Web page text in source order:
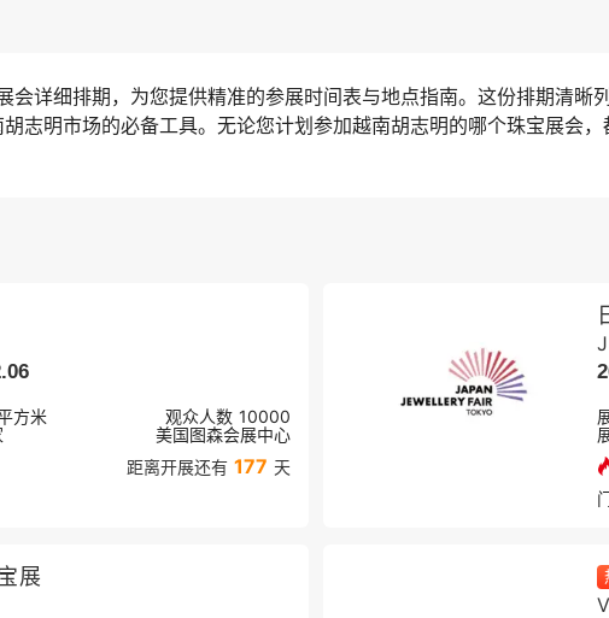
详细排期，为您提供精准的参展时间表与地点指南。这份排期清晰
志明市场的必备工具。无论您计划参加越南胡志明的哪个珠宝展会
方米 观众人数 10000
美国图森会展中心
距离开展还有 177 天
展